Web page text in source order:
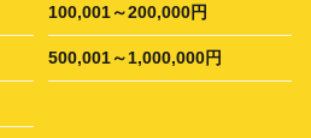
100,001～200,000円
500,001～1,000,000円